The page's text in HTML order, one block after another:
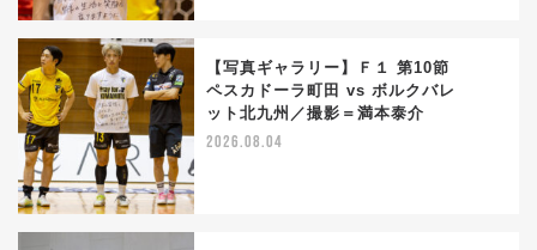
【写真ギャラリー】Ｆ１ 第10節
ペスカドーラ町田 vs ボルクバレ
ット北九州／撮影＝満本泰介
2026.08.04